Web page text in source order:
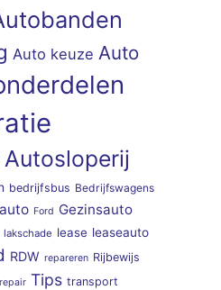
Auto keuze Auto
Autosloperij
bedrijfsbus Bedrijfswagens
Ford Gezinsauto
lakschade lease leaseauto
RDW repareren Rijbewijs
Tips transport